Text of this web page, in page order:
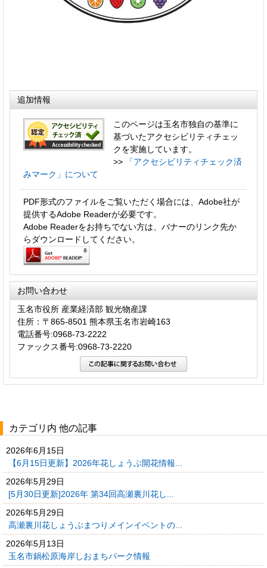
追加情報
このページは玉名市独自の基準に
基づいたアクセシビリティチェッ
クを実施しています。
>>
「アクセシビリティチェック済
みマーク」について
PDF形式のファイルをご覧いただく場合には、Adobe社が
提供するAdobe Readerが必要です。
Adobe Readerをお持ちでない方は、バナーのリンク先か
らダウンロードしてください。
お問い合わせ
玉名市役所 産業経済部 観光物産課
住所：〒865-8501 熊本県玉名市岩崎163
電話番号:0968-73-2222
ファックス番号:0968-73-2220
カテゴリ内 他の記事
2026年6月15日
【6月15日更新】2026年花しょうぶ開花情報...
2026年5月29日
[5月30日更新]2026年 第34回高瀬裏川花し...
2026年5月29日
高瀬裏川花しょうぶまつりメインイベントの...
2026年5月13日
玉名市鍋松原海岸しおまちパーク情報